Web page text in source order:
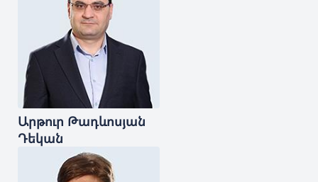
Արթուր Թադևոսյան
Դեկան